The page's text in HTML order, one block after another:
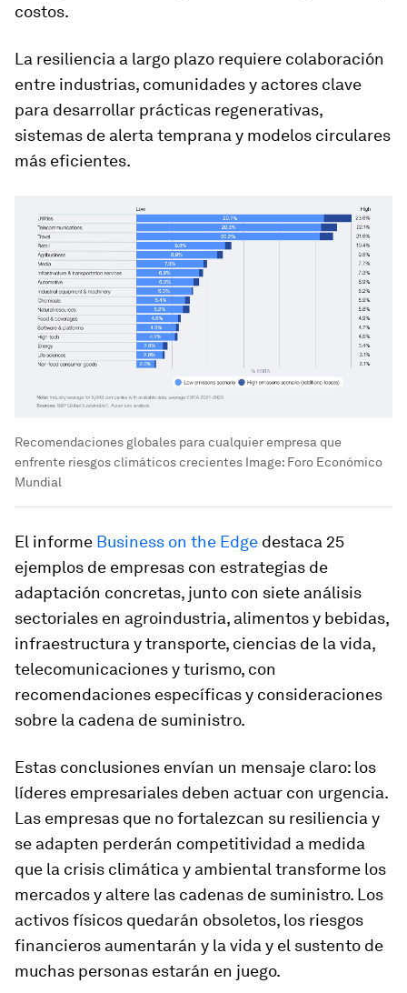
costos.
La resiliencia a largo plazo requiere colaboración
entre industrias, comunidades y actores clave
para desarrollar prácticas regenerativas,
sistemas de alerta temprana y modelos circulares
más eficientes.
Recomendaciones globales para cualquier empresa que
enfrente riesgos climáticos crecientes Image: Foro Económico
Mundial
El informe Business on the Edge destaca 25
ejemplos de empresas con estrategias de
adaptación concretas, junto con siete análisis
sectoriales en agroindustria, alimentos y bebidas,
infraestructura y transporte, ciencias de la vida,
telecomunicaciones y turismo, con
recomendaciones específicas y consideraciones
sobre la cadena de suministro.
Estas conclusiones envían un mensaje claro: los
líderes empresariales deben actuar con urgencia.
Las empresas que no fortalezcan su resiliencia y
se adapten perderán competitividad a medida
que la crisis climática y ambiental transforme los
mercados y altere las cadenas de suministro. Los
activos físicos quedarán obsoletos, los riesgos
financieros aumentarán y la vida y el sustento de
muchas personas estarán en juego.